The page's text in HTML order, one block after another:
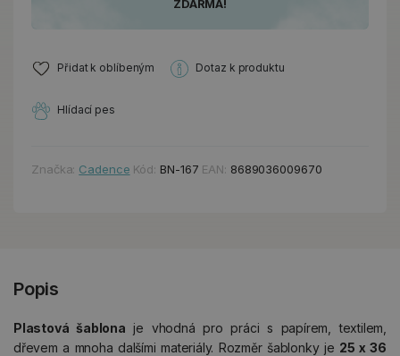
ZDARMA!
Přidat k oblíbeným Dotaz k produktu
Hlídací pes
Značka: Cadence Kód: BN-167 EAN: 8689036009670
Popis
Plastová šablona je vhodná pro práci s papírem, textilem,
dřevem a mnoha dalšími materiály. Rozměr šablonky je 25 x 36